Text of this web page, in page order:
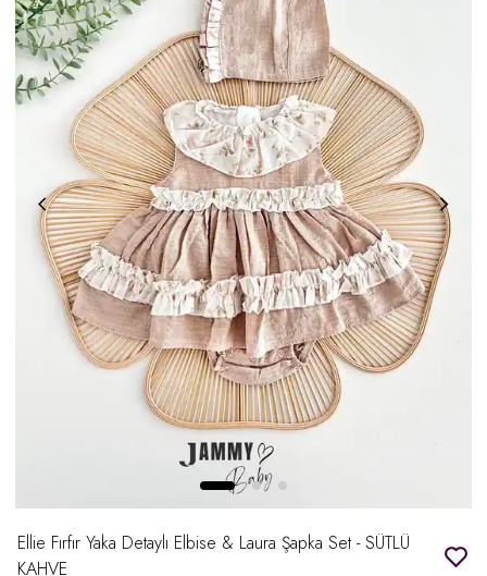
Ellie Fırfır Yaka Detaylı Elbise & Laura Şapka Set - SÜTLÜ
KAHVE